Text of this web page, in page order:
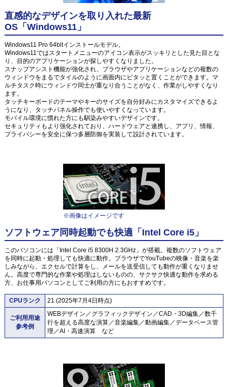
直感的なデザインを取り入れた最新
OS「Windows11」
Windows11 Pro 64bitインストールモデル。
Windows11ではスタートメニューのアイコン表示がスッキリとした見た目とな
り、目的のアプリケーションが探しやすくなりました。
スナップアシスト機能が強化され、ブラウザやアプリケーションなどの複数の
ウィンドウをまるでタイルのように画面内にピタッと置くことができます。マ
ルチタスク時にウィンドウ同士が重なり合うことがなく、作業がしやすくなり
ます。
タッチキーボードのテーマやキーのサイズを自分好みにカスタマイズできるよ
うになり、タッチパネル操作でも使いやすくなっています。
モバイル環境に慣れた方にも馴染みやすいデザインです。
セキュリティもより強化されており、ハードウェアと連携し、アプリ、情報、
プライバシーを安全に保つ多層防御を実装して設計されています。
※画像はイメージです
ソフトウェア同時起動でも快適「Intel Core i5」
このパソコンには「Intel Core i5 8300H 2.3GHz」が搭載。複数のソフトウェア
を同時に起動・処理しても快適に動作。ブラウザでYouTubeの映像・音楽を楽
しみながら、エクセルで計算をし、メールを送受信しても動作が重くなりませ
ん。高度で専門的な作業や処理はしないものの、サクサク快適な動作を求める
方、お仕事用パソコンとしてご利用の方にもおすすめです。
CPUランク 21 (2025年7月4日時点)
ご利用用途
参考例
WEBデザイン／グラフィックデザイン／CAD・3D編集／数千
行を超える高度な演算／音楽編集／動画編集／データベース管
理／AI・高速演算 など